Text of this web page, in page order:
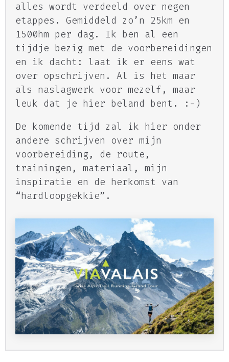
alles wordt verdeeld over negen
etappes. Gemiddeld zo’n 25km en
1500hm per dag. Ik ben al een
tijdje bezig met de voorbereidingen
en ik dacht: laat ik er eens wat
over opschrijven. Al is het maar
als naslagwerk voor mezelf, maar
leuk dat je hier beland bent. :-)
De komende tijd zal ik hier onder
andere schrijven over mijn
voorbereiding, de route,
trainingen, materiaal, mijn
inspiratie en de herkomst van
“hardloopgekkie”.